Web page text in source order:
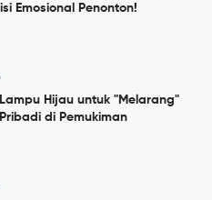
Emosional Penonton!
Hijau untuk "Melarang"
di Pemukiman